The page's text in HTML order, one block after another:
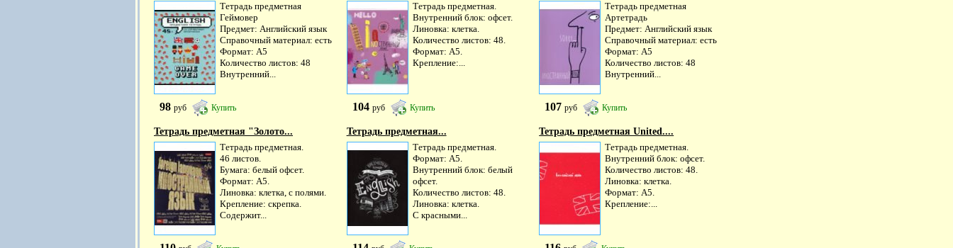
Тетрадь предметная
Геймовер
Предмет: Английский язык
Справочный материал: есть
Формат: А5
Количество листов: 48
Внутренний...
98 руб Купить
Тетрадь предметная.
Внутренний блок: офсет.
Линовка: клетка.
Количество листов: 48.
Формат: А5.
Крепление:...
104 руб Купить
Тетрадь предметная
Артетрадь
Предмет: Английский язык
Справочный материал: есть
Формат: А5
Количество листов: 48
Внутренний...
107руб Купить
Тетрадь предметная "Золото...
Тетрадь предметная.
46 листов.
Бумага: белый офсет.
Формат: А5.
Линовка: клетка, с полями.
Крепление: скрепка.
Содержит...
Тетрадь предметная...
Тетрадь предметная.
Формат: А5.
Внутренний блок: белый
офсет.
Количество листов: 48.
Линовка: клетка.
С красными...
Тетрадь предметная United....
Тетрадь предметная.
Внутренний блок: офсет.
Количество листов: 48.
Линовка: клетка.
Формат: А5.
Крепление:...